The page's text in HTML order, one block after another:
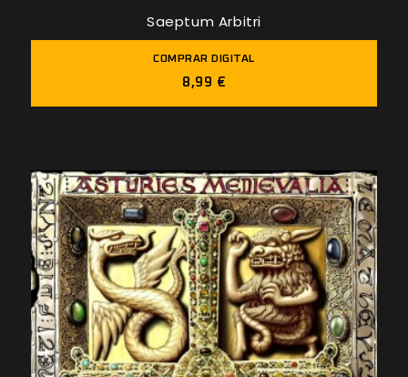
Saeptum Arbitri
COMPRAR DIGITAL
8,99 €